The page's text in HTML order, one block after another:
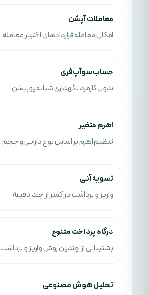
معاملات آپشن
امکان معامله قراردادهای اختیار معامله
حساب سوآپ‌فری
بدون کارمزد نگهداری شبانه پوزیشن
اهرم متغیر
تنظیم اهرم بر اساس نوع دارایی و حجم
تسویه آنی
واریز و برداشت در کمتر از چند دقیقه
درگاه پرداخت متنوع
پشتیبانی از چندین روش واریز و برداشت
تحلیل هوش مصنوعی